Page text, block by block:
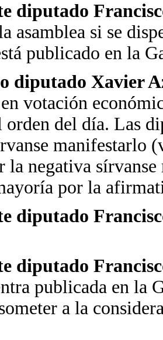
diputado
asamblea si se
publicado en la
diputado Xavier
votación
del día. Las
manifestarlo
la negativa
por la
diputado
diputado
publicada en la
a la